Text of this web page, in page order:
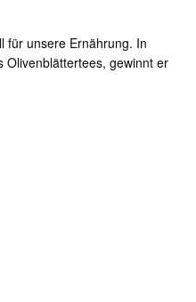
für unsere Ernährung. In
Olivenblättertees, gewinnt er